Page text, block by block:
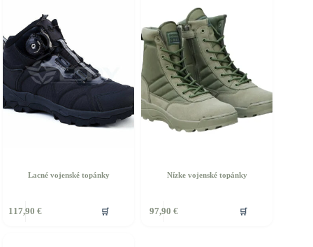
Lacné vojenské topánky
117,90€ 🛒
Nízke vojenské topánky
97,90 € 🛒